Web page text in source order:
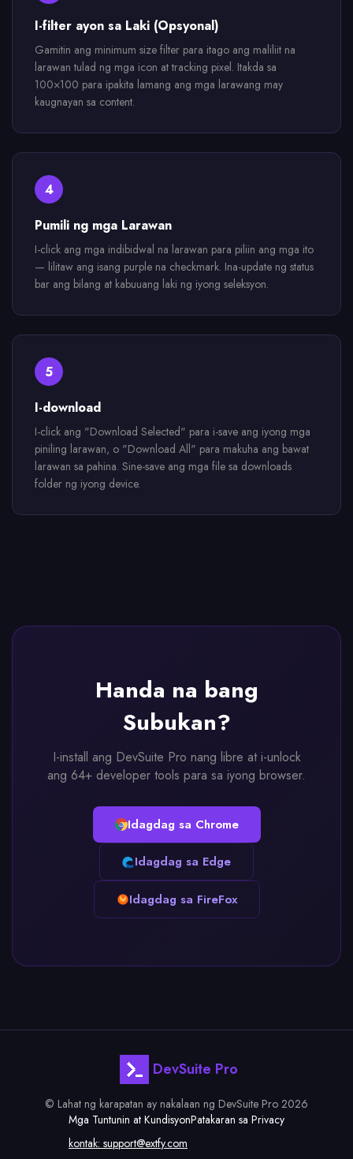
I-filter ayon sa Laki (Opsyonal)
Gamitin ang minimum size filter para itago ang maliliit na
larawan tulad ng mga icon at tracking pixel. Itakda sa
100×100 para ipakita lamang ang mga larawang may
kaugnayan sa content.
4
Pumili ng mga Larawan
I-click ang mga indibidwal na larawan para piliin ang mga ito
— lilitaw ang isang purple na checkmark. Ina-update ng status
bar ang bilang at kabuuang laki ng iyong seleksyon.
5
I-download
I-click ang "Download Selected" para i-save ang iyong mga
piniling larawan, o "Download All" para makuha ang bawat
larawan sa pahina. Sine-save ang mga file sa downloads
folder ng iyong device.
Handa na bang
Subukan?
I-install ang DevSuite Pro nang libre at i-unlock
ang 64+ developer tools para sa iyong browser.
Idagdag sa Chrome
Idagdag sa Edge
Idagdag sa FireFox
DevSuite Pro
© Lahat ng karapatan ay nakalaan ng DevSuite Pro 2026
Mga Tuntunin at KundisyonPatakaran sa Privacy
kontak: support@extfy.com